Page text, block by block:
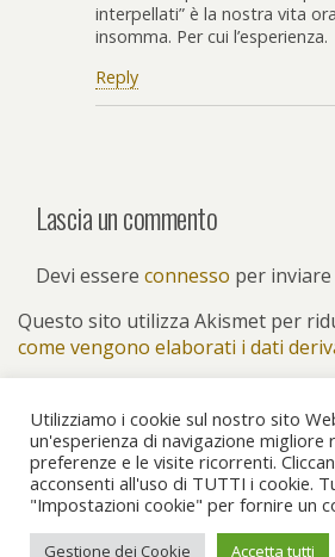
interpellati” è la nostra vita
insomma. Per cui l’esperienza.
Reply
Lascia un commento
Devi essere connesso per
Questo sito utilizza Akismet per
come vengono elaborati i dati
Torna su
Dispositivo Portatile Pc
Utilizziamo i cookie sul nostro sito
un'esperienza di navigazione migliore
preferenze e le visite ricorrenti.
acconsenti all'uso di TUTTI i cookie.
"Impostazioni cookie" per fornire un
Gestione dei Cookie Accetta tutti